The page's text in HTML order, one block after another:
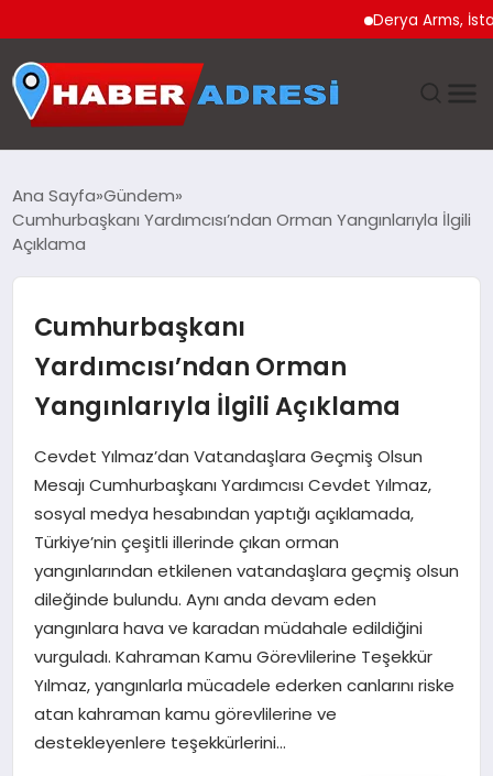
Derya Arms,
GÜNDEM
TEKNOLOJI
EĞITIM
MAGAZIN
YAŞAM
OTOMOBIL
Ana Sayfa Gündem
Cumhurbaşkanı Yardımcısı’ndan Orman Yangınlarıyla İlgili
Açıklama
Cumhurbaşkanı
Yardımcısı’ndan Orman
Yangınlarıyla İlgili Açıklama
Cevdet Yılmaz’dan Vatandaşlara Geçmiş Olsun
Mesajı Cumhurbaşkanı Yardımcısı Cevdet Yılmaz,
sosyal medya hesabından yaptığı açıklamada,
Türkiye’nin çeşitli illerinde çıkan orman
yangınlarından etkilenen vatandaşlara geçmiş olsun
dileğinde bulundu. Aynı anda devam eden
yangınlara hava ve karadan müdahale edildiğini
vurguladı. Kahraman Kamu Görevlilerine Teşekkür
Yılmaz, yangınlarla mücadele ederken canlarını riske
atan kahraman kamu görevlilerine ve
destekleyenlere teşekkürlerini…